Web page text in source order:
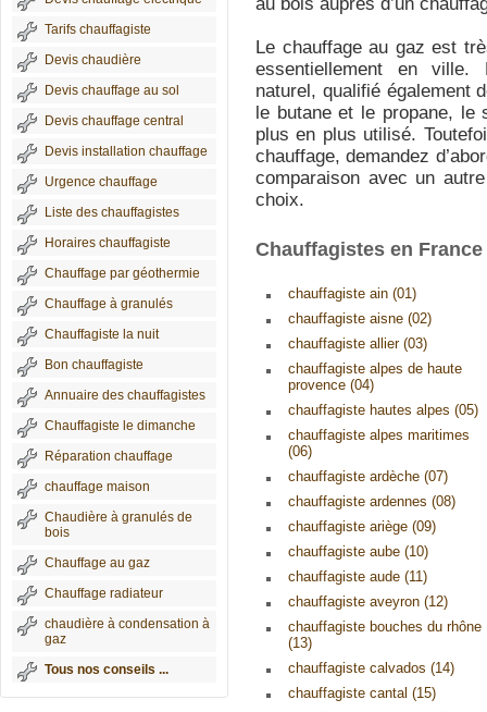
Tarifs chauffagiste
Devis chaudière
Devis chauffage au sol
Devis chauffage central
Devis installation chauffage
Urgence chauffage
Liste des chauffagistes
Horaires chauffagiste
Chauffage par géothermie
Chauffage à granulés
Chauffagiste la nuit
Bon chauffagiste
Annuaire des chauffagistes
Chauffagiste le dimanche
Réparation chauffage
chauffage maison
Chaudière à granulés de
bois
Chauffage au gaz
Chauffage radiateur
chaudière à condensation à
gaz
Tous nos conseils ...
Le chauffage au gaz est
essentiellement en ville.
naturel, qualifié également
le butane et le propane, le
plus en plus utilisé.
chauffage, demandez
comparaison avec un
choix.
Chauffagistes en
chauffagiste ain (01)
chauffagiste aisne (02)
chauffagiste allier (03)
chauffagiste alpes de haute
provence (04)
chauffagiste hautes alpes (05)
chauffagiste alpes maritimes
(06)
chauffagiste ardèche (07)
chauffagiste ardennes (08)
chauffagiste ariège (09)
chauffagiste aube (10)
chauffagiste aude (11)
chauffagiste aveyron (12)
chauffagiste bouches du rhône
(13)
chauffagiste calvados (14)
chauffagiste cantal (15)